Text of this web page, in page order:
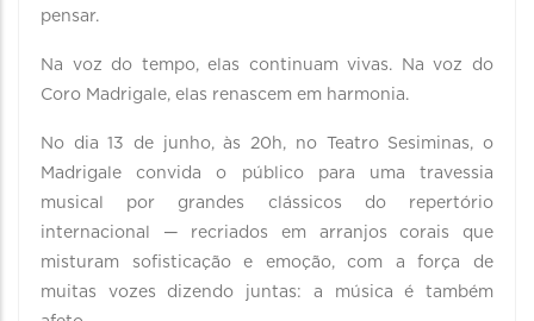
pensar.
Na voz do tempo, elas continuam vivas. Na voz do
Coro Madrigale, elas renascem em harmonia.
No dia 13 de junho, às 20h, no Teatro Sesiminas, o
Madrigale convida o público para uma travessia
musical por grandes clássicos do repertório
internacional — recriados em arranjos corais que
misturam sofisticação e emoção, com a força de
muitas vozes dizendo juntas: a música é também